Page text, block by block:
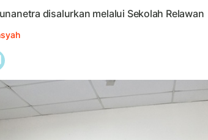
disalurkan melalui Sekolah Relawan